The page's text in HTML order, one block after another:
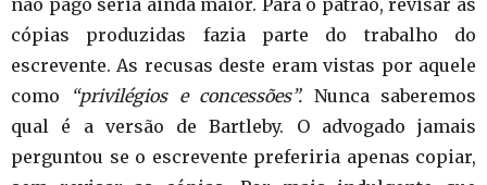
cópias produzidas fazia parte do trabalho do
escrevente. As recusas deste eram vistas por aquele
como
“privilégios e concessões”. Nunca saberemos
qual é a versão de Bartleby. O advogado jamais
perguntou se o escrevente preferiria apenas copiar,